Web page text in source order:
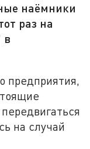
наёмники
раз на
в
предприятия,
на случай